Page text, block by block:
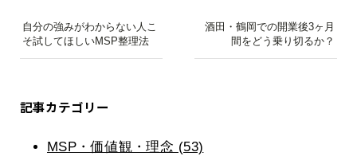
自分の強みがわからない人こ
そ試してほしいMSP整理法
酒田・鶴岡での開業後3ヶ月
間をどう乗り切るか？
記事カテゴリー
MSP・価値観・理念 (53)